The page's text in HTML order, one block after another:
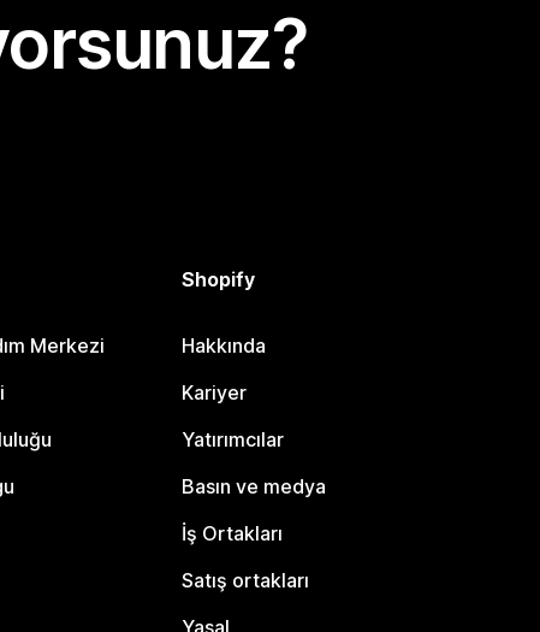
Merkezi
Shopify
Hakkında
Kariyer
Yatırımcılar
Basın ve medya
İş Ortakları
Satış ortakları